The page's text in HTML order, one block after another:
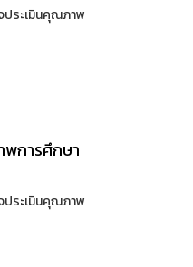
ประเมินคุณภาพ
พการศึกษา
ประเมินคุณภาพ